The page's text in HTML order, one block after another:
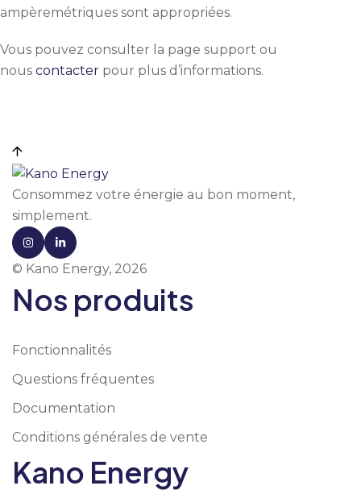
ampèremétriques sont appropriées.
Vous pouvez consulter la page support ou
nous contacter pour plus d’informations.
Consommez votre énergie au bon moment,
simplement.
© Kano Energy, 2026
Nos produits
Fonctionnalités
Questions fréquentes
Documentation
Conditions générales de vente
Kano Energy